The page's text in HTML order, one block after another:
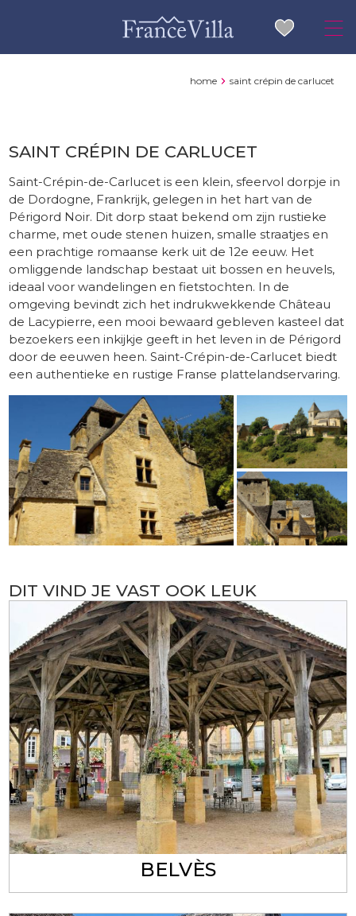
home saint crépin de carlucet
SAINT CRÉPIN DE CARLUCET
Saint-Crépin-de-Carlucet is een klein, sfeervol dorpje in
de Dordogne, Frankrijk, gelegen in het hart van de
Périgord Noir. Dit dorp staat bekend om zijn rustieke
charme, met oude stenen huizen, smalle straatjes en
een prachtige romaanse kerk uit de 12e eeuw. Het
omliggende landschap bestaat uit bossen en heuvels,
ideaal voor wandelingen en fietstochten. In de
omgeving bevindt zich het indrukwekkende Château
de Lacypierre, een mooi bewaard gebleven kasteel dat
bezoekers een inkijkje geeft in het leven in de Périgord
door de eeuwen heen. Saint-Crépin-de-Carlucet biedt
een authentieke en rustige Franse plattelandservaring.
DIT VIND JE VAST OOK LEUK
BELVÈS